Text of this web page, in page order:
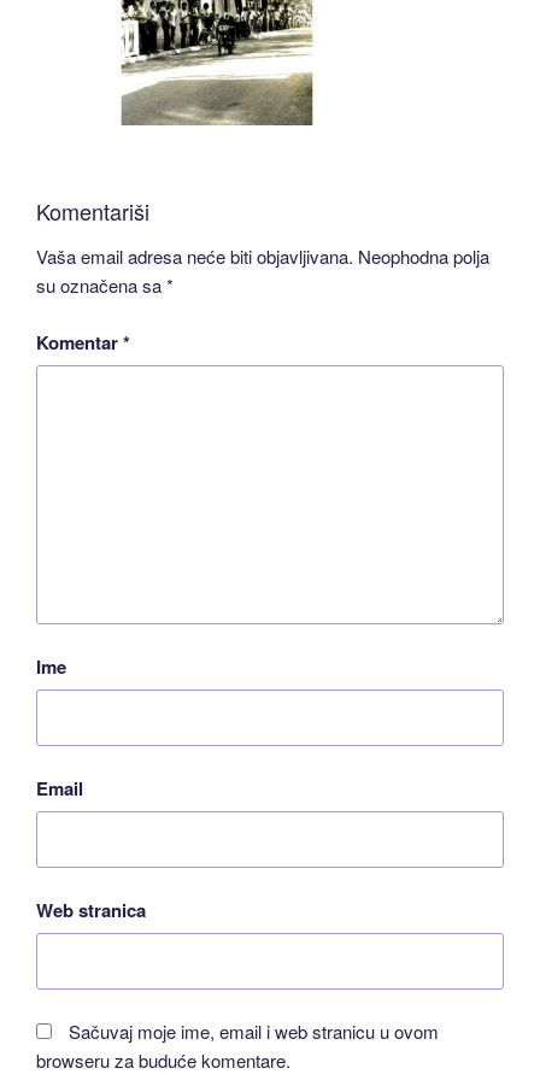
Komentariši
Vaša email adresa neće biti objavljivana. Neophodna polja
su označena sa*
Komentar*
Ime
Email
Web stranica
Sačuvaj moje ime, email i web stranicu u ovom
browseru za buduće komentare.